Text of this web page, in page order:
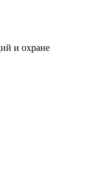
и охране